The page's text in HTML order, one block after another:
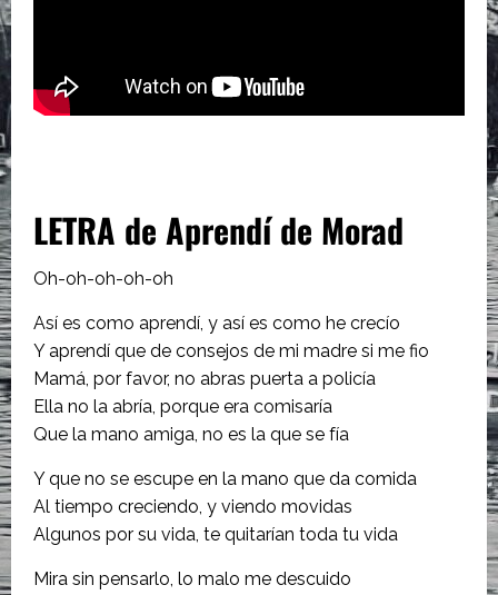
LETRA de Aprendí de Morad
Oh-oh-oh-oh-oh
Así es como aprendí, y así es como he crecío
Y aprendí que de consejos de mi madre si me fio
Mamá, por favor, no abras puerta a policía
Ella no la abría, porque era comisaría
Que la mano amiga, no es la que se fía
Y que no se escupe en la mano que da comida
Al tiempo creciendo, y viendo movidas
Algunos por su vida, te quitarían toda tu vida
Mira sin pensarlo, lo malo me descuido